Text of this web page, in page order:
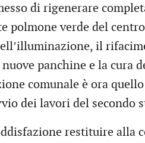
di rigenerare
polmone verde del
il
panchine e la cura
comunale è ora
dei lavori del secondo
restituire alla